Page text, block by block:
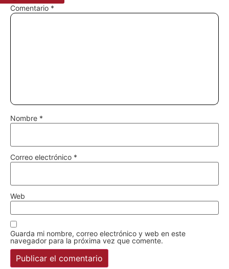
Comentario *
Nombre *
Correo electrónico *
Web
Guarda mi nombre, correo electrónico y web en este
navegador para la próxima vez que comente.